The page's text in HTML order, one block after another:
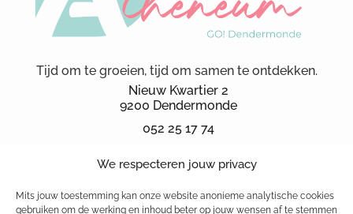
We respecteren jouw privacy
Mits jouw toestemming kan onze website anonieme analytische cookies
gebruiken om de werking en inhoud beter op jouw wensen af te stemmen
Tijd om te groeien, tijd om samen te ontdekken.
Nieuw Kwartier 2
9200 Dendermonde
052 25 17 74
Schoolbrochure 2026